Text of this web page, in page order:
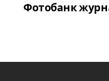
Фотобанк